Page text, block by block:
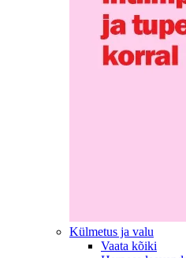
Külmetus ja valu
Vaata kõiki